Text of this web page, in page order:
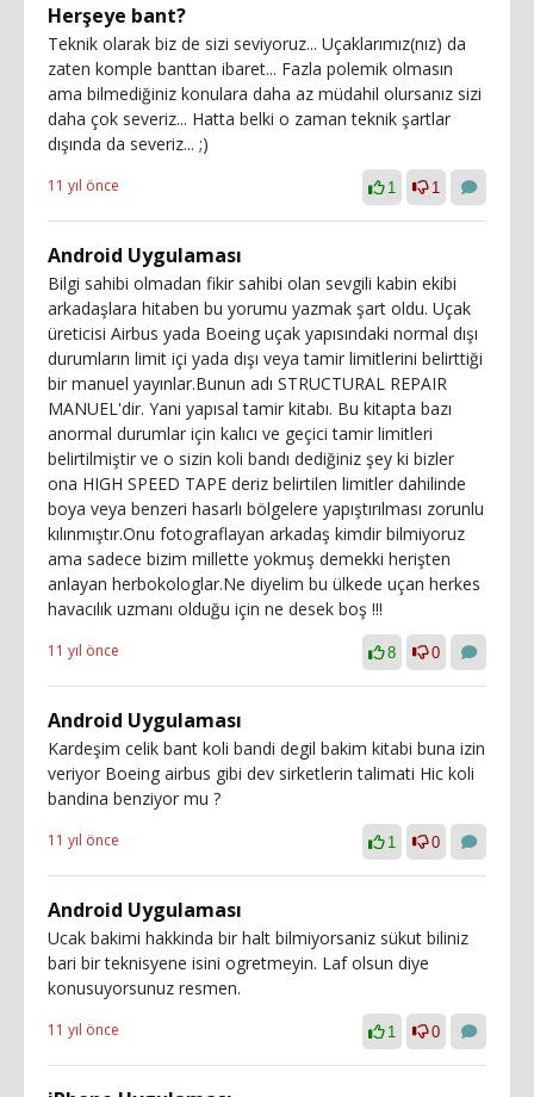
Herşeye bant?
Teknik olarak biz de sizi seviyoruz... Uçaklarımız(nız) da
zaten komple banttan ibaret... Fazla polemik olmasın
ama bilmediğiniz konulara daha az müdahil olursanız sizi
daha çok severiz... Hatta belki o zaman teknik şartlar
dışında da severiz... ;)
11 yıl önce 1 1
Android Uygulaması
Bilgi sahibi olmadan fikir sahibi olan sevgili kabin ekibi
arkadaşlara hitaben bu yorumu yazmak şart oldu. Uçak
üreticisi Airbus yada Boeing uçak yapısındaki normal dışı
durumların limit içi yada dışı veya tamir limitlerini belirttiği
bir manuel yayınlar.Bunun adı STRUCTURAL REPAIR
MANUEL'dir. Yani yapısal tamir kitabı. Bu kitapta bazı
anormal durumlar için kalıcı ve geçici tamir limitleri
belirtilmiştir ve o sizin koli bandı dediğiniz şey ki bizler
ona HIGH SPEED TAPE deriz belirtilen limitler dahilinde
boya veya benzeri hasarlı bölgelere yapıştırılması zorunlu
kılınmıştır.Onu fotograflayan arkadaş kimdir bilmiyoruz
ama sadece bizim millette yokmuş demekki herişten
anlayan herbokologlar.Ne diyelim bu ülkede uçan herkes
havacılık uzmanı olduğu için ne desek boş !!!
11 yıl önce 8 0
Android Uygulaması
Kardeşim celik bant koli bandi degil bakim kitabi buna izin
veriyor Boeing airbus gibi dev sirketlerin talimati Hic koli
bandina benziyor mu ?
11 yıl önce 1 0
Android Uygulaması
Ucak bakimi hakkinda bir halt bilmiyorsaniz sükut biliniz
bari bir teknisyene isini ogretmeyin. Laf olsun diye
konusuyorsunuz resmen.
11 yıl önce 1 0